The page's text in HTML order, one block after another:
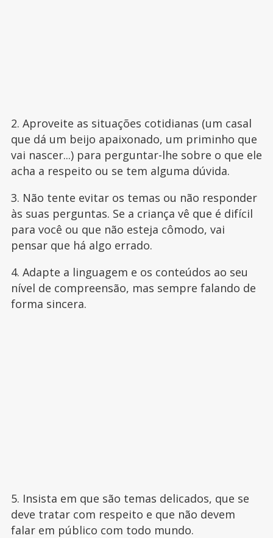
2. Aproveite as situações cotidianas (um casal
que dá um beijo apaixonado, um priminho que
vai nascer...) para perguntar-lhe sobre o que ele
acha a respeito ou se tem alguma dúvida.
3. Não tente evitar os temas ou não responder
às suas perguntas. Se a criança vê que é difícil
para você ou que não esteja cômodo, vai
pensar que há algo errado.
4. Adapte a linguagem e os conteúdos ao seu
nível de compreensão, mas sempre falando de
forma sincera.
5. Insista em que são temas delicados, que se
deve tratar com respeito e que não devem
falar em público com todo mundo.